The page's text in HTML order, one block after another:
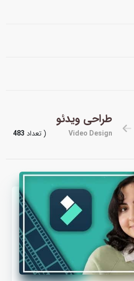
طراحی ویدئو
Video Design ( تعداد483